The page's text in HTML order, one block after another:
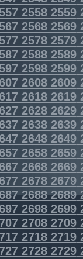
25582559
25682569
25782579
25882589
25982599
26082609
26182619
26282629
26382639
26482649
26582659
26682669
26782679
26882689
26982699
27082709
27182719
27282729